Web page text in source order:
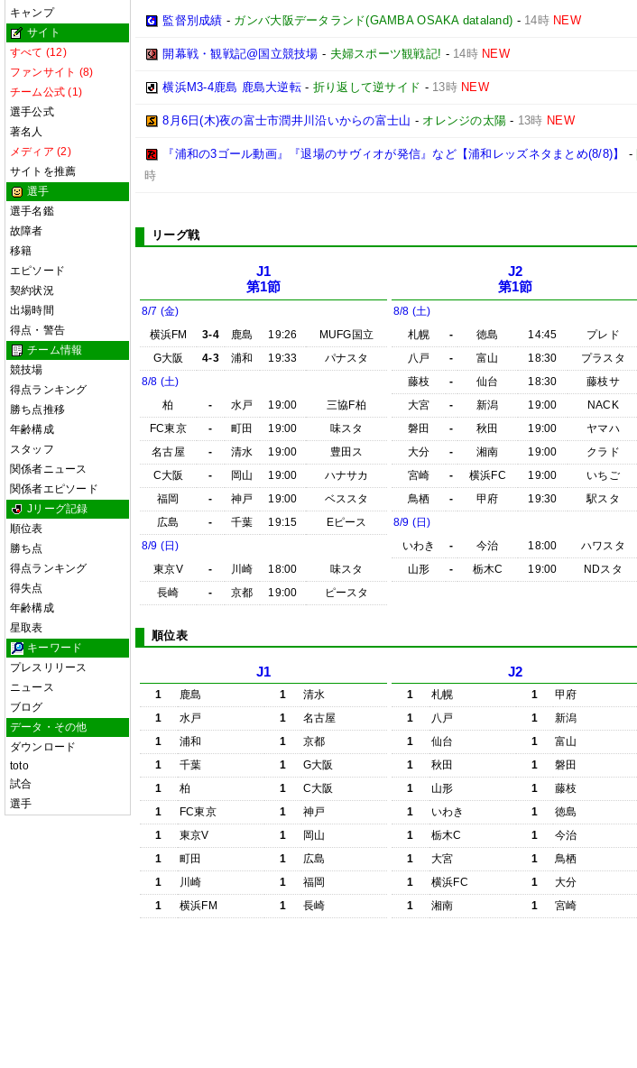
キャンプ
サイト
すべて (12)
ファンサイト (8)
チーム公式 (1)
選手公式
著名人
メディア (2)
サイトを推薦
選手
選手名鑑
故障者
移籍
エピソード
契約状況
出場時間
得点・警告
チーム情報
競技場
得点ランキング
勝ち点推移
年齢構成
スタッフ
関係者ニュース
関係者エピソード
Jリーグ記録
順位表
勝ち点
得点ランキング
得失点
年齢構成
星取表
キーワード
プレスリリース
ニュース
ブログ
データ・その他
ダウンロード
toto
試合
選手
監督別成績 - ガンバ大阪データランド(GAMBA OSAKA dataland) - 14時 NEW
開幕戦・観戦記@国立競技場 - 夫婦スポーツ観戦記! - 14時 NEW
横浜M3-4鹿島 鹿島大逆転 - 折り返して逆サイド - 13時 NEW
8月6日(木)夜の富士市潤井川沿いからの富士山 - オレンジの太陽 - 13時 NEW
『浦和の3ゴール動画』『退場のサヴィオが発信』など【浦和レッズネタまとめ(8/8)】 -
時
リーグ戦
J1
第1節
8/7 (金)
横浜FM
3-4 鹿島 19:26
MUFG国立
G大阪
4-3 浦和 19:33
パナスタ
8/8 (土)
柏
- 水戸 19:00
三協F柏
FC東京
- 町田 19:00
味スタ
名古屋
- 清水 19:00
豊田ス
C大阪
- 岡山 19:00
ハナサカ
福岡
- 神戸 19:00
ベススタ
広島
- 千葉 19:15
Eピース
8/9 (日)
東京V
- 川崎 18:00
味スタ
長崎
- 京都 19:00 ピースタ
J2
第1節
8/8 (土)
札幌
- 徳島 14:45
プレド
八戸
- 富山 18:30
プラスタ
藤枝
- 仙台 18:30
藤枝サ
大宮
- 新潟 19:00
NACK
磐田
- 秋田 19:00
ヤマハ
大分
- 湘南 19:00
クラド
宮崎
- 横浜FC 19:00
いちご
鳥栖
- 甲府 19:30
駅スタ
8/9 (日)
いわき
- 今治 18:00
ハワスタ
山形
- 栃木C 19:00 NDスタ
順位表
J1
1 鹿島 1
清水
1
水戸 1
名古屋
1
浦和 1
京都
1
千葉 1
G大阪
1
柏 1
C大阪
1
FC東京 1
神戸
1
東京V 1
岡山
1
町田 1
広島
1
川崎 1
福岡
1
横浜FM 1 長崎
J2
1 札幌 1
甲府
1
八戸 1
新潟
1
仙台 1
富山
1
秋田 1
磐田
1
山形 1
藤枝
1
いわき 1
徳島
1
栃木C 1
今治
1
大宮 1
鳥栖
1
横浜FC 1
大分
1
湘南 1 宮崎